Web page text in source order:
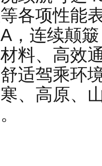
各项性能
，连续颠
料、高效
适驾乘环
、高原、